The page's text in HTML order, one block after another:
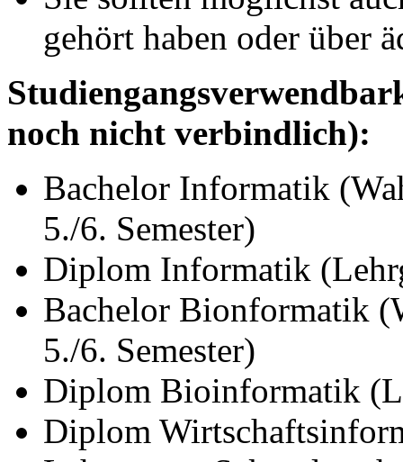
gehört haben oder über
noch nicht verbindlich):
Bachelor Informatik
5./6. Semester)
Diplom Informatik
Bachelor Bionformatik
5./6. Semester)
Diplom Bioinformatik
Diplom